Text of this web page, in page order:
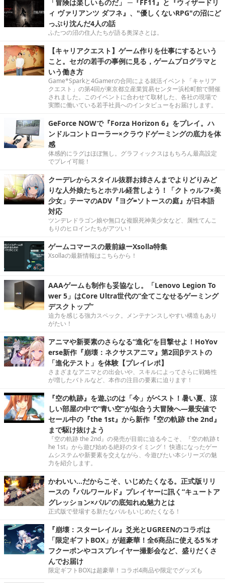
「冒険は楽しいものだ」 ─『FF11』と『ウィザードリ
ィ ヴァリアンツ ダフネ』、"優しくないRPG"の沼にど
っぷり沈んだ4人の話
ふたつの沼の住人たちが語る奥深さとは。
【キャリアクエスト】ゲーム作りを仕事にするという
こと。セガの若手の事例に見る，ゲームプログラマと
いう働き方
Game*Sparkと4Gamerの合同による就活イベント「キャリア
クエスト」の第4回が東京都立産業貿易センター浜松町館で開催
されました。このイベントに合わせて取材した、各社の現場で
実際に働いている若手社員へのインタビューをお届けします。
GeForce NOWで『Forza Horizon 6』をプレイ。ハ
ンドルコントローラー×クラウドゲーミングの底力を体
感
体感的にラグはほぼ無し。グラフィックスはもちろん最高設定
でプレイ可能！
クーデレからスタイル抜群お姉さんまでよりどりみど
りな人外娘たちとホテル経営しよう！「クトゥルフ×美
少女」テーマのADV『ヨグ=ソトースの庭』が日本語
対応
ツンデレドラゴン娘や無口な複眼死神美少女など、属性てんこ
もりのヒロインたちがアツい！
ゲームコマースの最前線ーXsolla特集
Xsollaの最新情報はこちらから！
AAAゲームも制作も妥協なし。「Lenovo Legion To
wer 5」はCore Ultra世代の“全てこなせるゲーミング
デスクトップ”
迫力を感じる強力スペック。メンテナンスしやすい構造もあり
がたい！
アニマや新要素のさらなる“進化”を目撃せよ！HoYov
erse新作『崩壊：ネクサスアニマ』第2回βテストの
「進化テスト」を体験【プレイレポ】
さまざまなアニマとの出会いや、スキルによってさらに戦略性
が増したバトルなど、本作の注目の要素に迫ります！
『空の軌跡』を遊ぶのは「今」がベスト！暑い夏、涼
しい部屋の中で“青い空”が似合う大冒険へ―最安値で
セール中の『the 1st』から新作『空の軌跡 the 2nd』
まで駆け抜けよう
『空の軌跡 the 2nd』の発売が目前に迫る今こそ、『空の軌跡 t
he 1st』から遊び始める絶好のタイミング！ 快適になったゲー
ムシステムや新要素を交えながら、今遊びたい本シリーズの魅
力を紹介します。
かわいい…だからこそ、いじめたくなる。正式版リリ
ースの『パルワールド』プレイヤーに訊く“キュートア
グレッション×パル”の底知れぬ魅力とは
正式版で登場する新たなパルもいじめたくなる！
『崩壊：スターレイル』爻光とUGREENのコラボは
「限定ギフトBOX」が超豪華！全6商品に使える5％オ
フクーポンやコスプレイヤー撮影会など、盛りだくさ
んでお届け
限定ギフトBOXは超豪華！コラボ4商品や限定でグッズも